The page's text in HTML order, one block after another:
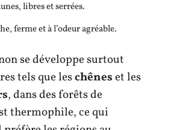
libres et serrées.
ferme et à l’odeur agréable.
se développe surtout
tels que leschêneset les
, dans des forêts de
thermophile, ce qui